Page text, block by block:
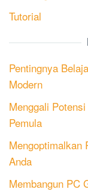
Tutorial
Pentingnya
Modern
Menggali
Pemula
Mengoptimalkan
Anda
Membangun PC